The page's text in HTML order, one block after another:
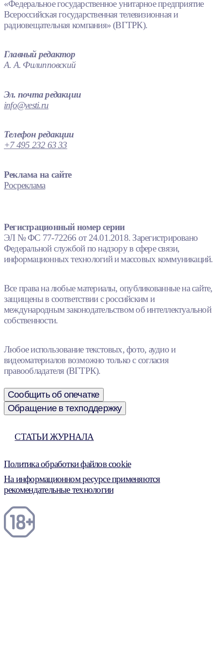
«Федеральное государственное унитарное предприятие
Всероссийская государственная телевизионная и
радиовещательная компания» (ВГТРК).
Главный редактор
А. А. Филипповский
Эл. почта редакции
info@vesti.ru
Телефон редакции
+7 495 232 63 33
Реклама на сайте
Росреклама
Регистрационный номер серии
ЭЛ № ФС 77-72266 от 24.01.2018. Зарегистрировано
Федеральной службой по надзору в сфере связи,
информационных технологий и массовых коммуникаций.
Все права на любые материалы, опубликованные на сайте,
защищены в соответствии с российским и
международным законодательством об интеллектуальной
собственности.
Любое использование текстовых, фото, аудио и
видеоматериалов возможно только с согласия
правообладателя (ВГТРК).
Сообщить об опечатке
Обращение в техподдержку
СТАТЬИ ЖУРНАЛА
Политика обработки файлов cookie
На информационном ресурсе применяются
рекомендательные технологии